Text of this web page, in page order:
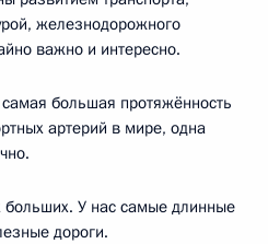
железнодорожного
важно и интересно.
большая протяжённость
артерий в мире, одна
У нас самые длинные
дороги.